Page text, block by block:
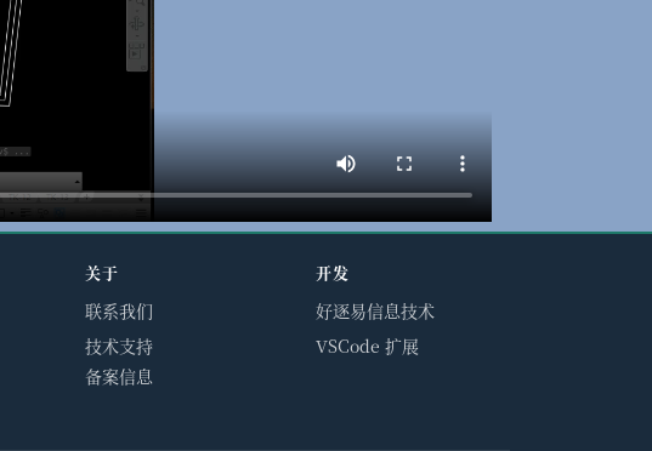
关于
联系我们
技术支持
备案信息
开发
好逐易信息技术
VSCode 扩展